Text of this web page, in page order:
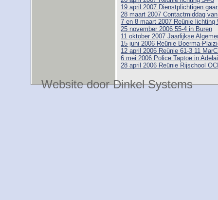
19 april 2007 Dienstplichtigen
28 maart 2007 Contactmiddag
7 en 8 maart 2007 Reünie lichting
25 november 2006 55-4 in Buren
11 oktober 2007 Jaarlijkse
15 juni 2006 Reünie Boerma-
12 april 2006 Reünie 61-3 11
6 mei 2006 Police Taptoe in
28 april 2006 Reünie Rijschool
Website door Dinkel Systems